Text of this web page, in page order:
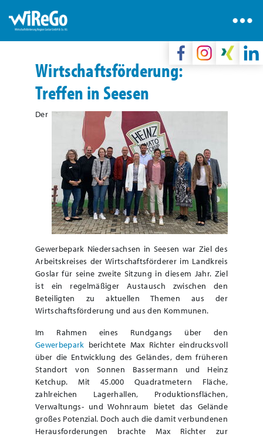
Wirtschaftsförderung:
Treffen in Seesen
Der
Gewerbepark Niedersachsen in Seesen war Ziel des
Arbeitskreises der Wirtschaftsförderer im Landkreis
Goslar für seine zweite Sitzung in diesem Jahr. Ziel
ist ein regelmäßiger Austausch zwischen den
Beteiligten zu aktuellen Themen aus der
Wirtschaftsförderung und aus den Kommunen.
Im Rahmen eines Rundgangs über den
Gewerbepark berichtete Max Richter eindrucksvoll
über die Entwicklung des Geländes, dem früheren
Standort von Sonnen Bassermann und Heinz
Ketchup. Mit 45.000 Quadratmetern Fläche,
zahlreichen Lagerhallen, Produktionsflächen,
Verwaltungs- und Wohnraum bietet das Gelände
großes Potenzial. Doch auch die damit verbundenen
Herausforderungen brachte Max Richter zur